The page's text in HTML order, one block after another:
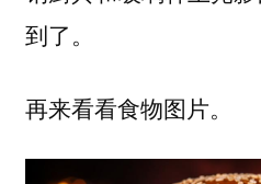
到了。
再来看看食物图片。